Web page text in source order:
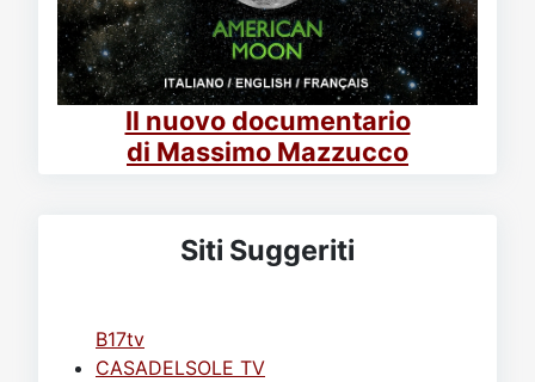
Il nuovo documentario
di Massimo Mazzucco
Siti Suggeriti
B17tv
CASADELSOLE TV